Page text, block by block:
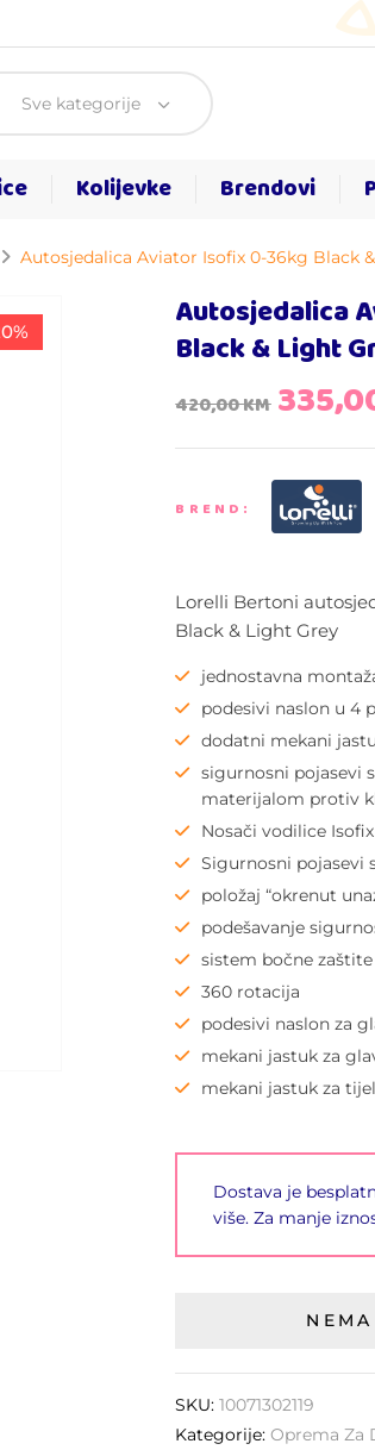
Sve kategorije
Kolijevke Brendovi
Autosjedalica Aviator Isofix 0-36kg Black
Autosjedalica
Black & Light
420,00KM
BREND:
Lorelli Bertoni
Black & Light Grey
jednostavna
podesivi naslon u 4
dodatni mekani
sigurnosni pojasevi
materijalom protiv
Nosači vodilice
Sigurnosni pojasevi
položaj “okrenut
podešavanje
sistem bočne zaštite
360 rotacija
podesivi naslon za
mekani jastuk za
mekani jastuk za
Dostava je
više. Za manje
SKU:10071302119
Kategorije:Oprema Za